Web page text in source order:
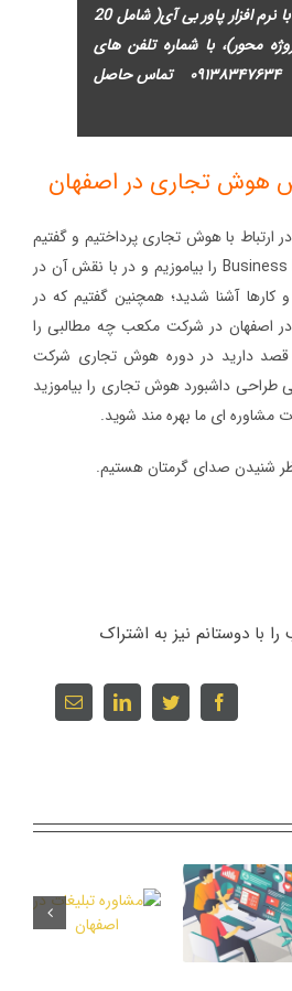
نرم افزار پاور بی آی(
شامل 20
محور)، با شماره تلفن های
۰۹۱۳۸۳۴۷۶۳۴
تماس حاصل
هوش تجاری در اصفهان
ارتباط با هوش تجاری پرداختیم و گفتیم
چرا لازم است Business Intelligence را بیاموزیم و در با نقش آن در
آشنا شدید؛ همچنین گفتیم که در
اصفهان در شرکت مکعب چه مطالبی را
قصد دارید در دوره هوش تجاری شرکت
داشبورد هوش تجاری را بیاموزید
مشاوره ای ما بهره مند شوید.
شنیدن صدای گرمتان هستیم.
با دوستانم نیز به اشتراک
facebook
twitter
linkedin
Email